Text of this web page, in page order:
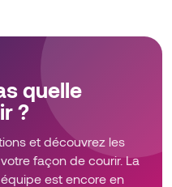
quelle
?
et découvrez les
façon de courir. La
est encore en